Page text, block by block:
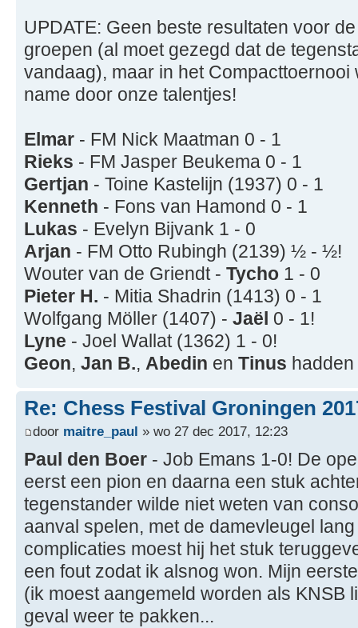
UPDATE: Geen beste resultaten voor
groepen (al moet gezegd dat de
vandaag), maar in het
name door onze talentjes!
Elmar - FM Nick Maatman 0 - 1
Rieks - FM Jasper Beukema 0 - 1
Gertjan - Toine Kastelijn (1937) 0 - 1
Kenneth - Fons van Hamond 0 - 1
Lukas - Evelyn Bijvank 1 - 0
Arjan - FM Otto Rubingh (2139) ½ - ½!
Wouter van de Griendt - Tycho 1 - 0
Pieter H. - Mitia Shadrin (1413) 0 - 1
Wolfgang Möller (1407) - Jaël 0 - 1!
Lyne - Joel Wallat (1362) 1 - 0!
Geon, Jan B., Abedin en Tinus
Re: Chess Festival Groningen
door maitre_paul » wo 27 dec 2017, 12:23
Paul den Boer - Job Emans 1-0! De
eerst een pion en daarna een stuk
tegenstander wilde niet weten van
aanval spelen, met de damevleugel
complicaties moest hij het stuk
een fout zodat ik alsnog won. Mijn
(ik moest aangemeld worden als KNSB
geval weer te pakken...